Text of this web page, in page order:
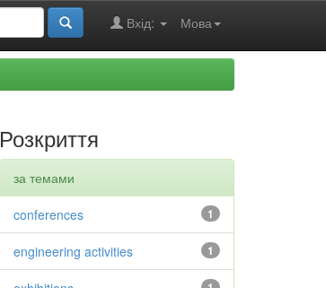
Мова
Вхід:
Розкриття
за темами
1
conferences
1
engineering activities